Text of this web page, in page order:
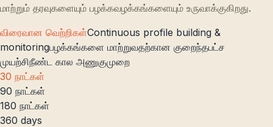
மாற்றும் தரவுகளையும் பழக்கவழக்கங்களையும் உருவாக்குகிறது.
விரைவான வெற்றிகள்Continuous profile building &
monitoringபழக்கங்களை மாற்றுவதற்கான குறைந்தபட்ச
முயற்சிநீண்ட கால அணுகுமுறை
30 நாட்கள்
90 நாட்கள்
180 நாட்கள்
360 days